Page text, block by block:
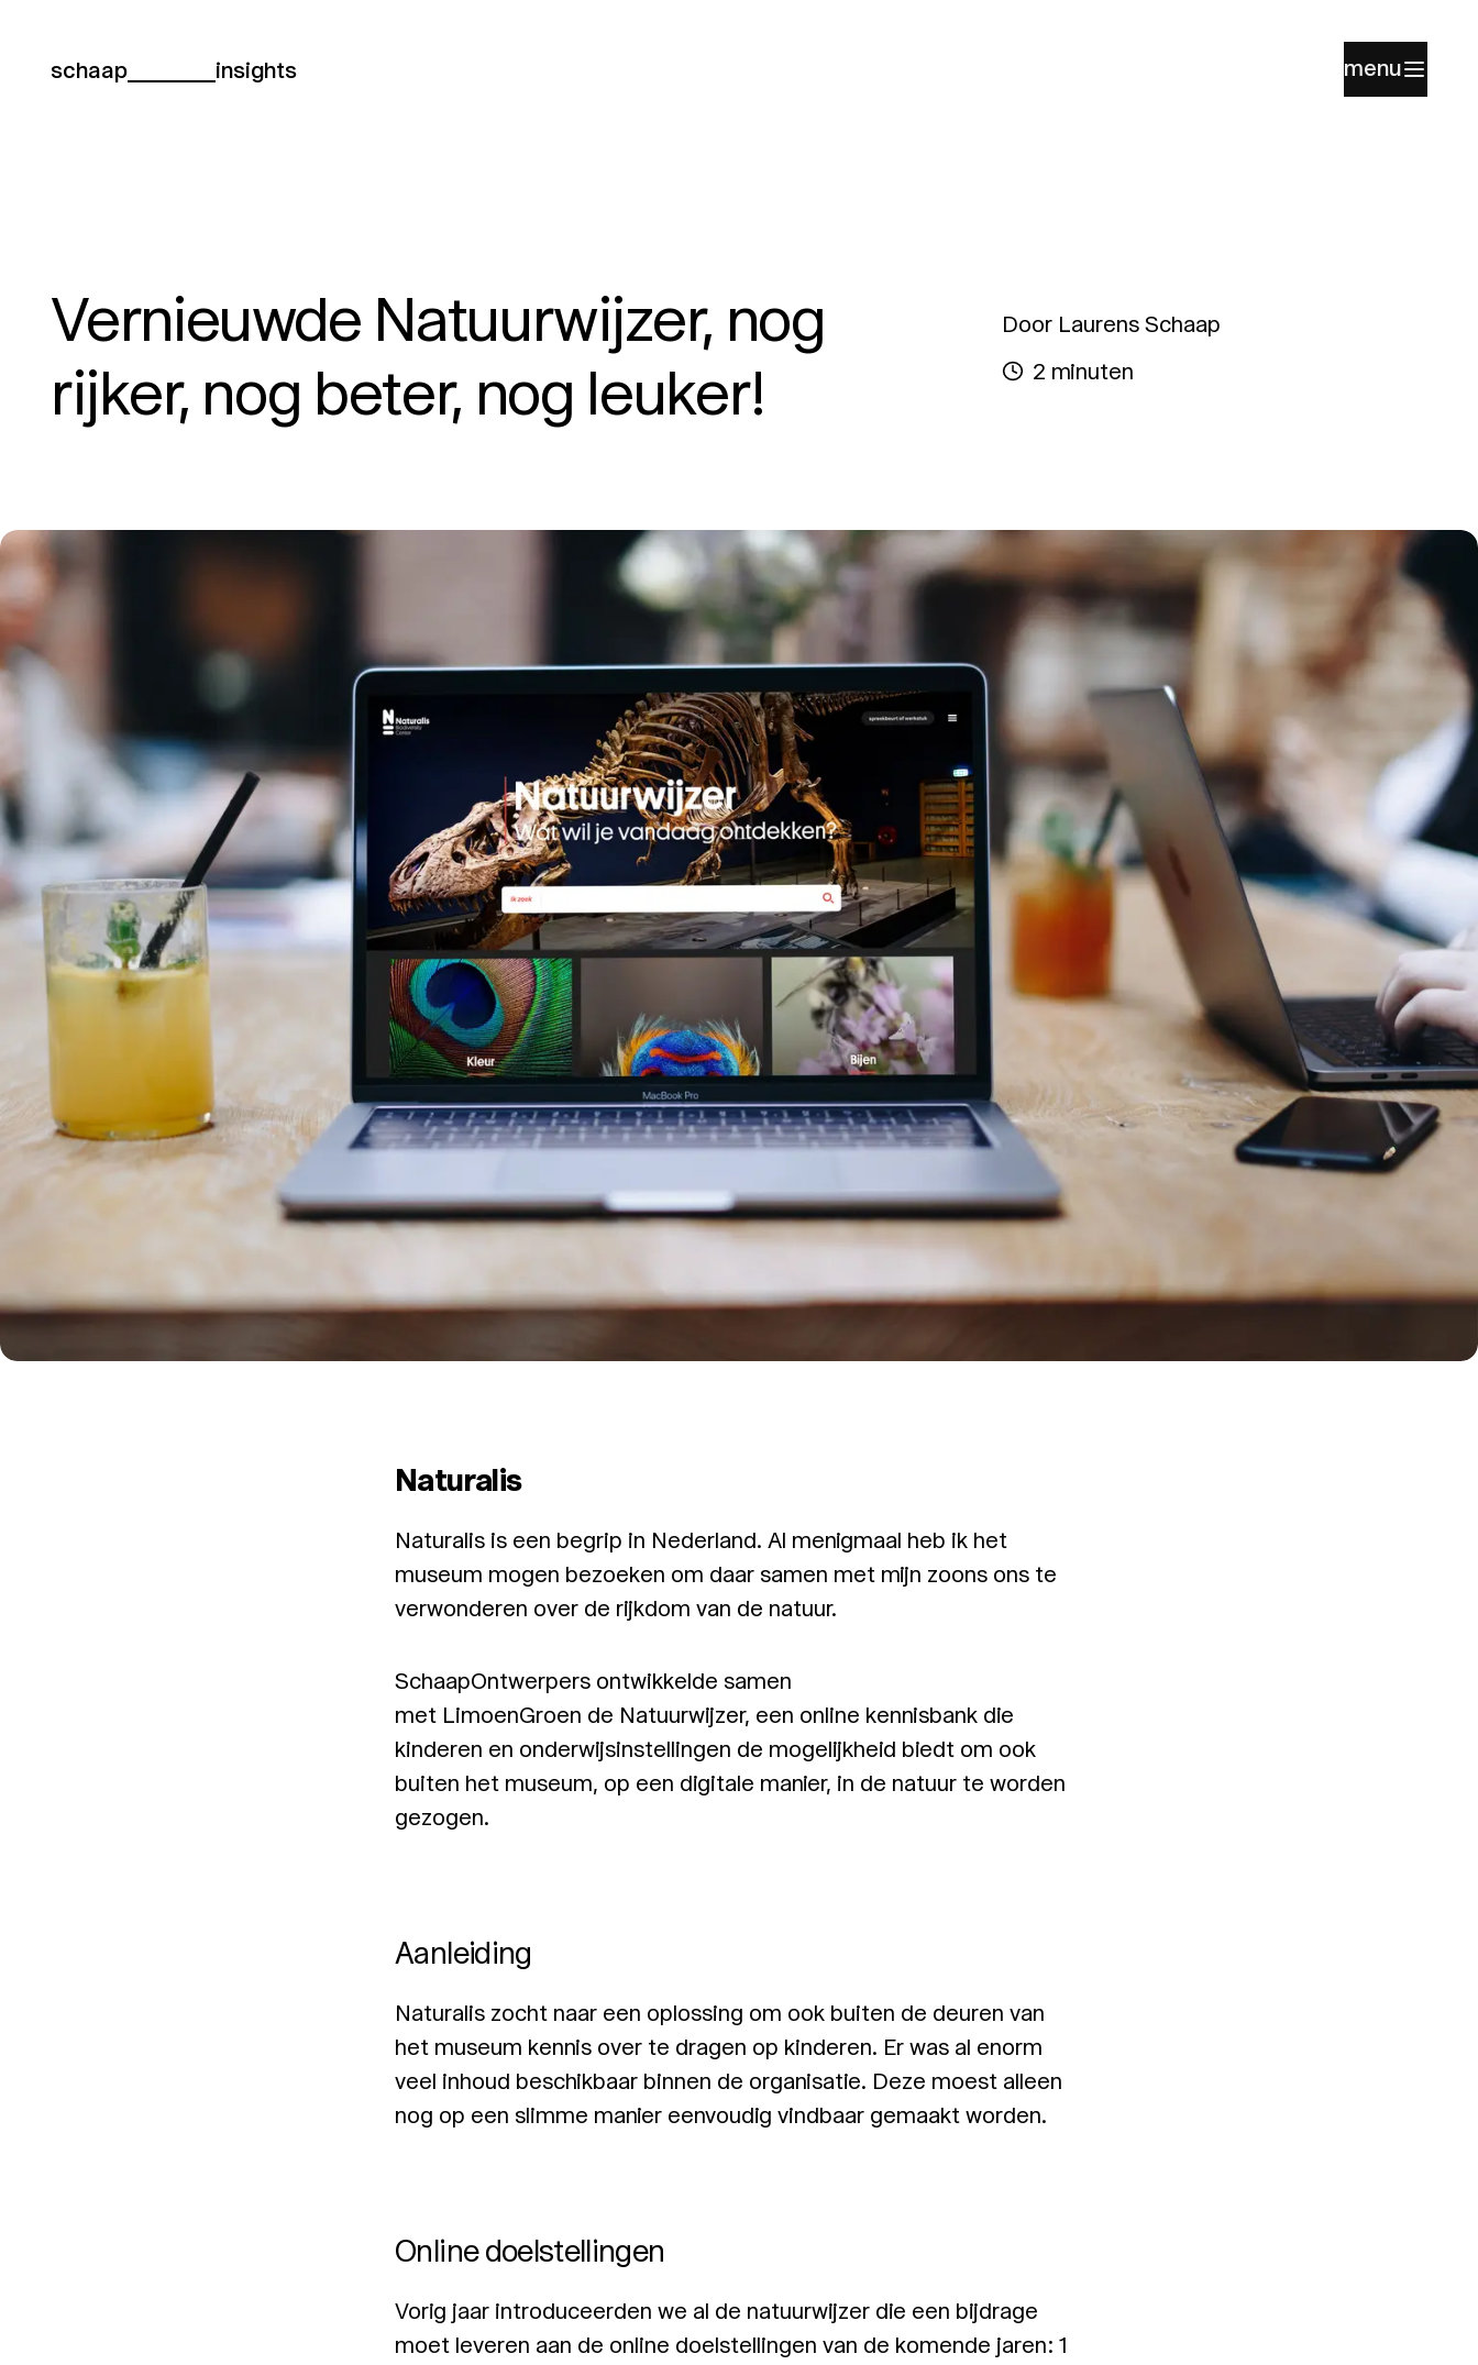
schaap insights menu
Vernieuwde Natuurwijzer, nog
rijker, nog beter, nog leuker!
Door Laurens Schaap
2 minuten
Naturalis
Naturalis is een begrip in Nederland. Al menigmaal heb ik het
museum mogen bezoeken om daar samen met mijn zoons ons te
verwonderen over de rijkdom van de natuur.
SchaapOntwerpers ontwikkelde samen
met LimoenGroen de Natuurwijzer, een online kennisbank die
kinderen en onderwijsinstellingen de mogelijkheid biedt om ook
buiten het museum, op een digitale manier, in de natuur te worden
gezogen.
Aanleiding
Naturalis zocht naar een oplossing om ook buiten de deuren van
het museum kennis over te dragen op kinderen. Er was al enorm
veel inhoud beschikbaar binnen de organisatie. Deze moest alleen
nog op een slimme manier eenvoudig vindbaar gemaakt worden.
Online doelstellingen
Vorig jaar introduceerden we al de natuurwijzer die een bijdrage
moet leveren aan de online doelstellingen van de komende jaren: 1